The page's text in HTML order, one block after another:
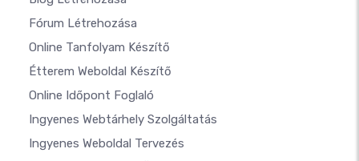
Fórum Létrehozása
Online Tanfolyam Készítő
Étterem Weboldal Készítő
Online Időpont Foglaló
Ingyenes Webtárhely Szolgáltatás
Ingyenes Weboldal Tervezés